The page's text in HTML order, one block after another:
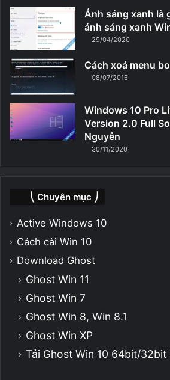
Ánh sáng xanh là
ánh sáng xanh
29/04/2020
Cách xoá menu
08/07/2016
Windows 10 Pro
Version 2.0 Full
Nguyễn
30/11/2020
⎝ Chuyên mục ⎠
Active Windows 10
Cách cài Win 10
Download Ghost
Ghost Win 11
Ghost Win 7
Ghost Win 8, Win 8.1
Ghost Win XP
Tải Ghost Win 10 64bit/